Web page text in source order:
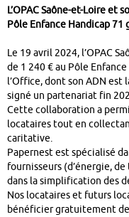
L’OPAC Saône-et-Loire et
Pôle Enfance Handicap 71
Le 19 avril 2024, l’OPAC
de 1 240 € au Pôle
l’Office, dont son ADN est
signé un partenariat fin
Cette collaboration a
locataires tout en
caritative.
Papernest est spécialisé
fournisseurs (d’énergie,
dans la simplification des
Nos locataires et futurs
bénéficier gratuitement